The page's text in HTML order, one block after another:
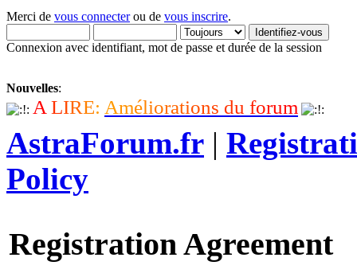
Merci de vous connecterou de vous inscrire.
Connexion avec identifiant, mot de passe et durée de la session
Nouvelles:
A LIRE: Améliorations du forum
AstraForum.fr |
Policy
Registration Agreement